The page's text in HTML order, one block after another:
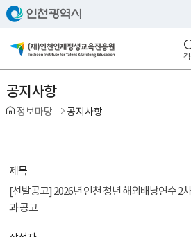
공지사항
정보마당 공지사항
제목
[선발공고] 2026년 인천 청년 해외배낭연수 2
과 공고